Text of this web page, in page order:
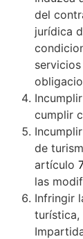
del
jurídica
cumplir
de
artículo
las
Infringir
turística,